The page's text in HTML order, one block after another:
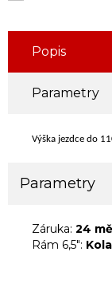
Popis
Parametry
Výška jezdce do
Parametry
Záruka: 24
Rám 6,5":